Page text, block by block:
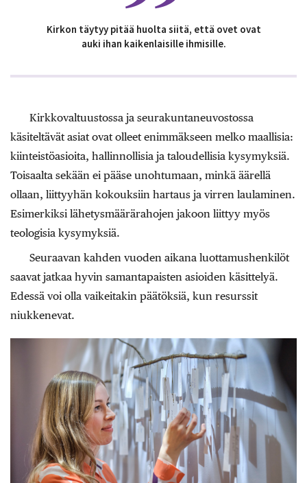
Kirkon täytyy pitää huolta siitä, että ovet ovat
auki ihan kaikenlaisille ihmisille.
Kirkkovaltuustossa ja seurakuntaneuvostossa
käsiteltävät asiat ovat olleet enimmäkseen melko maallisia:
kiinteistöasioita, hallinnollisia ja taloudellisia kysymyksiä.
Toisaalta sekään ei pääse unohtumaan, minkä äärellä
ollaan, liittyyhän kokouksiin hartaus ja virren laulaminen.
Esimerkiksi lähetysmäärärahojen jakoon liittyy myös
teologisia kysymyksiä.
Seuraavan kahden vuoden aikana luottamushenkilöt
saavat jatkaa hyvin samantapaisten asioiden käsittelyä.
Edessä voi olla vaikeitakin päätöksiä, kun resurssit
niukkenevat.